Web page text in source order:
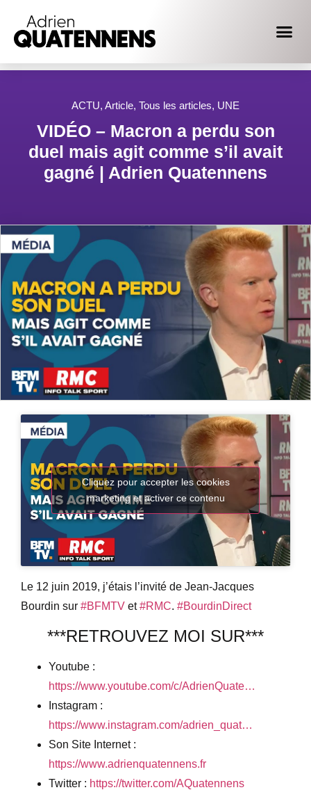
ACTU, Article, Tous les articles, UNE
VIDÉO – Macron a perdu son
duel mais agit comme s’il avait
gagné | Adrien Quatennens
Cliquez pour accepter les cookies
marketing et activer ce contenu
Le 12 juin 2019, j’étais l’invité de Jean-Jacques
Bourdin sur #BFMTV et#RMC. #BourdinDirect
***RETROUVEZ MOI SUR***
Youtube :
https://www.youtube.com/c/AdrienQuate…
Instagram :
https://www.instagram.com/adrien_quat…
Son Site Internet :
https://www.adrienquatennens.fr
Twitter : https://twitter.com/AQuatennens